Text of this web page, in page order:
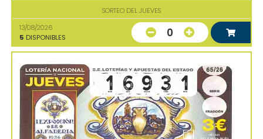
SORTEO DEL JUEVES
13/08/2026
5 DISPONIBLES 0